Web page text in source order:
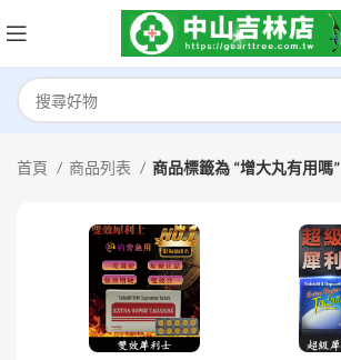
首頁 商品列表 商品標籤為 “增大丸有用嗎”